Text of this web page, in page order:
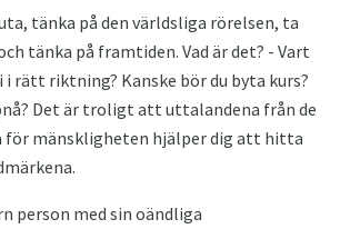
tänka på den världsliga rörelsen, ta
tänka på framtiden. Vad är det? - Vart
i rätt riktning? Kanske bör du byta kurs?
Det är troligt att uttalandena från de
för mänskligheten hjälper dig att hitta
person med sin oändliga